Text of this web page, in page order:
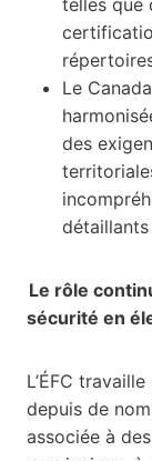
Le
des
Le rôle
sécurité en
L’ÉFC
depuis de
associée à